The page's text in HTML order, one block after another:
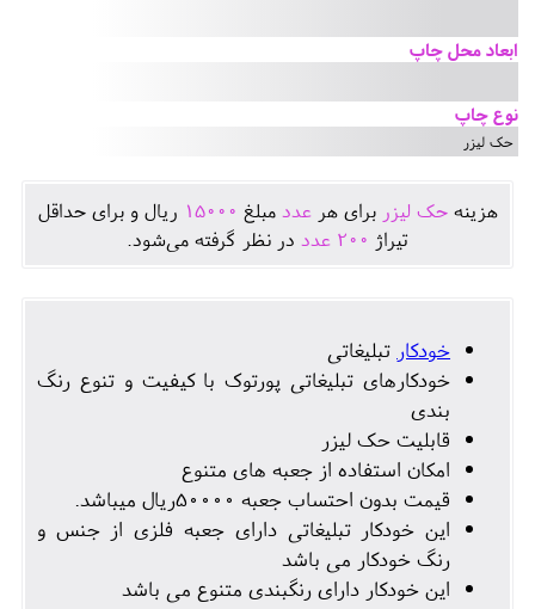
ابعاد محل چاپ
نوع چاپ
حک لیزر
هزينهحک لیزر برای هرعدد مبلغ 15000 ريال و برای حداقل
تيراژ 200 عدد در نظر گرفته می‌شود.
خودکار تبلیغاتی
خودکارهای تبلیغاتی پورتوک با کیفیت و تنوع رنگ
بندی
قابلیت حک لیزر
امکان استفاده از جعبه های متنوع
قیمت بدون احتساب جعبه 50000ریال میباشد.
این خودکار تبلیغاتی دارای جعبه فلزی از جنس و
رنگ خودکار می باشد
این خودکار دارای رنگبندی متنوع می باشد